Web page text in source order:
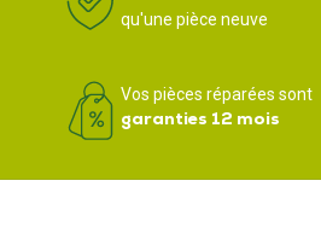
qu'une pièce neuve
Vos pièces réparées sont
garanties 12 mois